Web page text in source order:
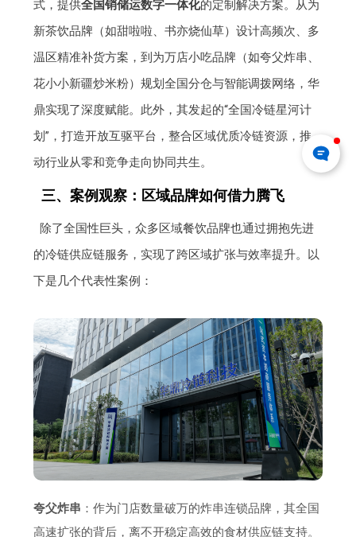
式，提供全国销储运数字一体化的定制解决方案。从为
新茶饮品牌（如甜啦啦、书亦烧仙草）设计高频次、多
温区精准补货方案，到为万店小吃品牌（如夸父炸串、
花小小新疆炒米粉）规划全国分仓与智能调拨网络，华
鼎实现了深度赋能。此外，其发起的“全国冷链星河计
划”，打造开放互驱平台，整合区域优质冷链资源，推
动行业从零和竞争走向协同共生。
三、案例观察：区域品牌如何借力腾飞
除了全国性巨头，众多区域餐饮品牌也通过拥抱先进
的冷链供应链服务，实现了跨区域扩张与效率提升。以
下是几个代表性案例：
夸父炸串 ：作为门店数量破万的炸串连锁品牌，其全国
高速扩张的背后，离不开稳定高效的食材供应链支持。